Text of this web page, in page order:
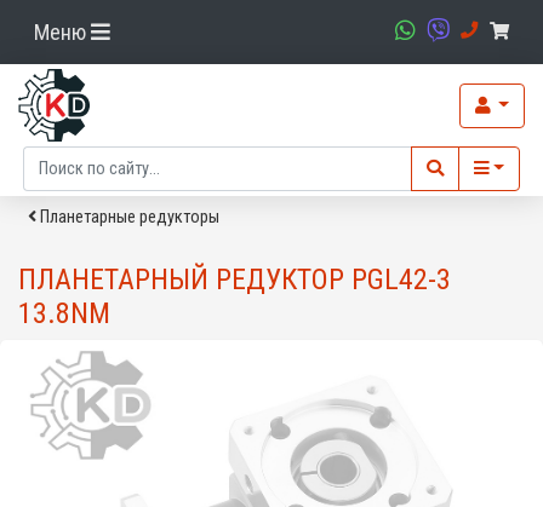
Меню
Планетарные редукторы
ПЛАНЕТАРНЫЙ РЕДУКТОР PGL42-3
13.8NM